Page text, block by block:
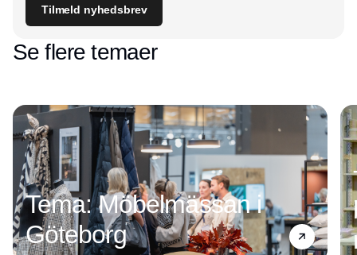
Tilmeld nyhedsbrev
Se flere temaer
Tema: Möbelmässan i
Göteborg